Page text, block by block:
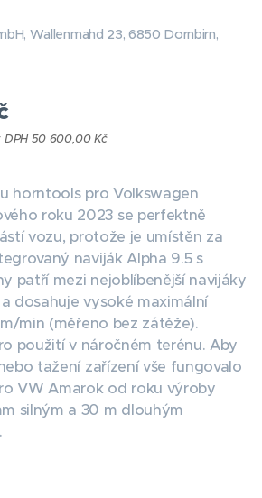
Wallenmahd 23, 6850 Dornbirn,
DPH 50 600,00 Kč
horntools pro Volkswagen
roku 2023 se perfektně
vozu, protože je umístěn za
naviják Alpha 9.5 s
patří mezi nejoblíbenější navijáky
dosahuje vysoké maximální
min (měřeno bez zátěže).
použití v náročném terénu. Aby
tažení zařízení vše fungovalo
VW Amarok od roku výroby
silným a 30 m dlouhým